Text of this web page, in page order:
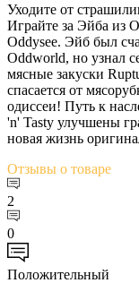
Уходите от
Играйте за Эйба из
Oddysee. Эйб был
Oddworld, но узнал
мясные закуски
спасается от
одиссеи! Путь к
'n' Tasty улучшены
новая жизнь
Отзывы о товаре
2
0
Положительный